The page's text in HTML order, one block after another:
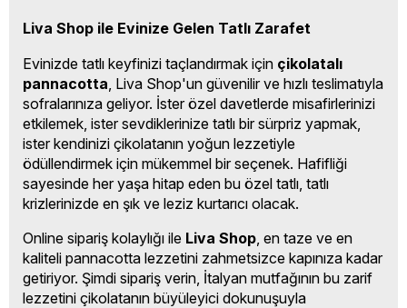
Liva Shop ile Evinize Gelen Tatlı Zarafet
Evinizde tatlı keyfinizi taçlandırmak için çikolatalı
pannacotta , Liva Shop'un güvenilir ve hızlı teslimatıyla
sofralarınıza geliyor. İster özel davetlerde misafirlerinizi
etkilemek, ister sevdiklerinize tatlı bir sürpriz yapmak,
ister kendinizi çikolatanın yoğun lezzetiyle
ödüllendirmek için mükemmel bir seçenek. Hafifliği
sayesinde her yaşa hitap eden bu özel tatlı, tatlı
krizlerinizde en şık ve leziz kurtarıcı olacak.
Online sipariş kolaylığı ile Liva Shop , en taze ve en
kaliteli pannacotta lezzetini zahmetsizce kapınıza kadar
getiriyor. Şimdi sipariş verin, İtalyan mutfağının bu zarif
lezzetini çikolatanın büyüleyici dokunuşuyla